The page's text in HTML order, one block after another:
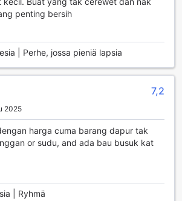
discount for renting my house
penting bersih
| Perhe, jossa pieniä lapsia
7,2
2025
harga cuma barang dapur tak
or sudu, and ada bau busuk kat
| Ryhmä